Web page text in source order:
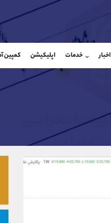
اخبار خدمات اپلیکیشن کمپین